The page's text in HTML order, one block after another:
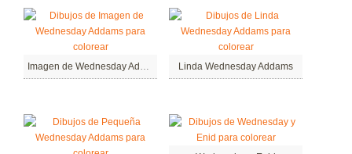
Imagen de Wednesday Addams Linda Wednesday Addams